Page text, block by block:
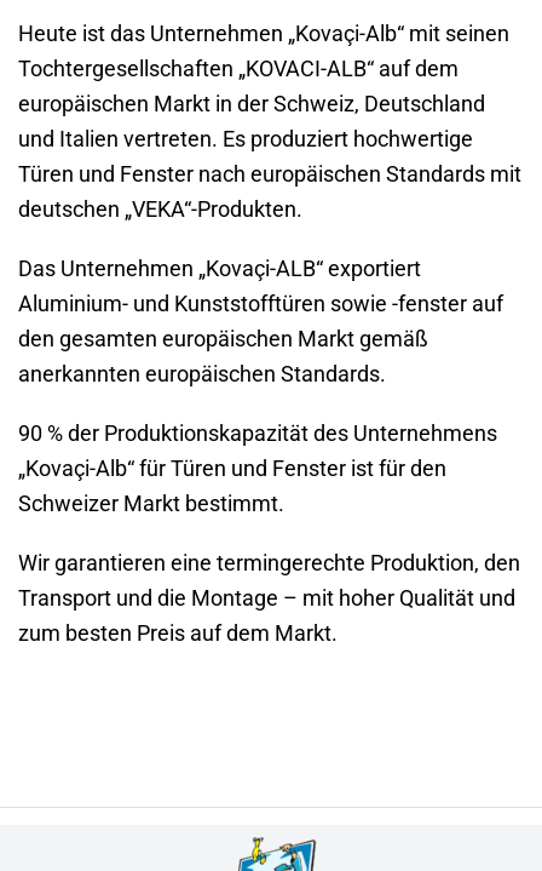
Heute ist das Unternehmen „Kovaçi-Alb“ mit seinen
Tochtergesellschaften „KOVACI-ALB“ auf dem
europäischen Markt in der Schweiz, Deutschland
und Italien vertreten. Es produziert hochwertige
Türen und Fenster nach europäischen Standards mit
deutschen „VEKA“-Produkten.
Das Unternehmen „Kovaçi-ALB“ exportiert
Aluminium- und Kunststofftüren sowie -fenster auf
den gesamten europäischen Markt gemäß
anerkannten europäischen Standards.
90 % der Produktionskapazität des Unternehmens
„Kovaçi-Alb“ für Türen und Fenster ist für den
Schweizer Markt bestimmt.
Wir garantieren eine termingerechte Produktion, den
Transport und die Montage – mit hoher Qualität und
zum besten Preis auf dem Markt.